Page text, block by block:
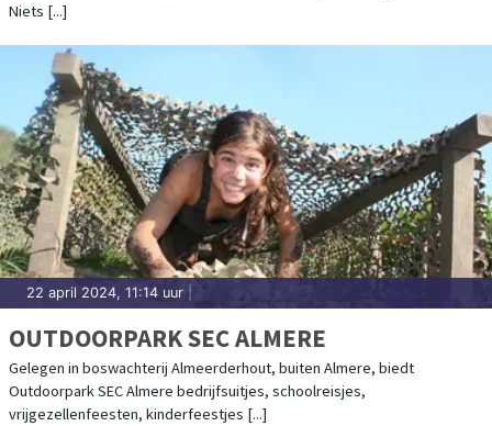
Niets [...]
22 april 2024, 11:14 uur
OUTDOORPARK SEC ALMERE
Gelegen in boswachterij Almeerderhout, buiten Almere, biedt
Outdoorpark SEC Almere bedrijfsuitjes, schoolreisjes,
vrijgezellenfeesten, kinderfeestjes [...]